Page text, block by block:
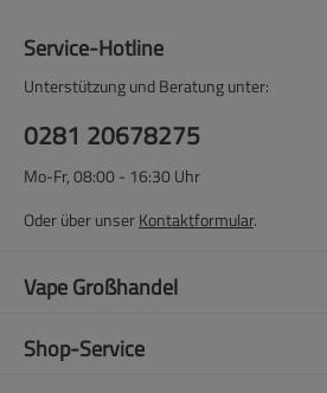
Service-Hotline
Unterstützung und Beratung unter:
0281 20678275
Mo-Fr, 08:00 - 16:30 Uhr
Oder über unserKontaktformular.
Vape Großhandel
Shop-Service